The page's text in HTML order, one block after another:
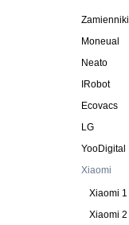
Zamienniki
Moneual
Neato
IRobot
Ecovacs
LG
YooDigital
Xiaomi
Xiaomi 1
Xiaomi